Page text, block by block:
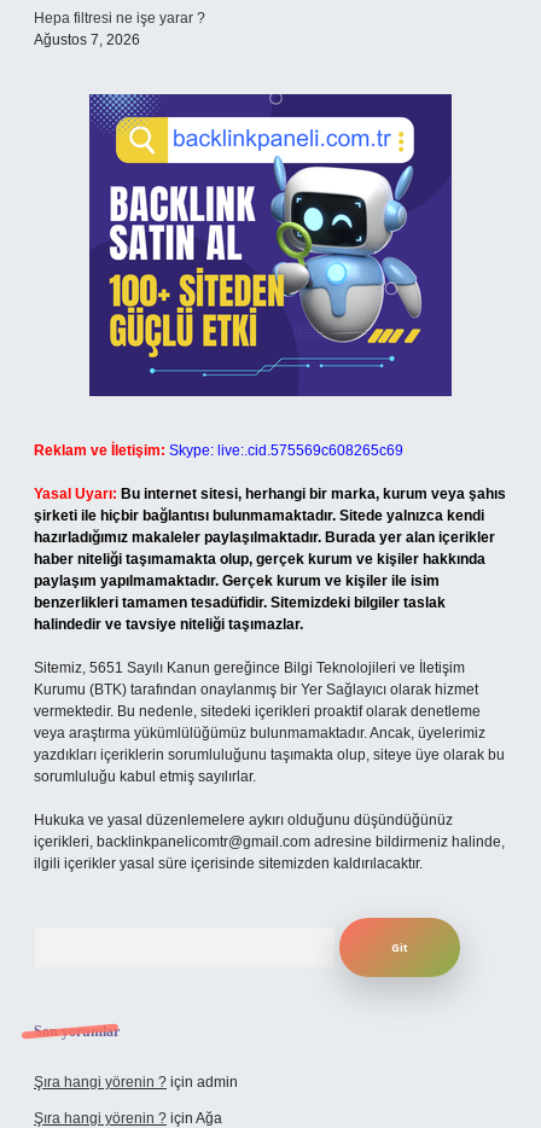
Hepa filtresi ne işe yarar ?
Ağustos 7, 2026
Reklam ve İletişim: Skype: live:.cid.575569c608265c69
Yasal Uyarı: Bu internet sitesi, herhangi bir marka, kurum veya şahıs
şirketi ile hiçbir bağlantısı bulunmamaktadır. Sitede yalnızca kendi
hazırladığımız makaleler paylaşılmaktadır. Burada yer alan içerikler
haber niteliği taşımamakta olup, gerçek kurum ve kişiler hakkında
paylaşım yapılmamaktadır. Gerçek kurum ve kişiler ile isim
benzerlikleri tamamen tesadüfidir. Sitemizdeki bilgiler taslak
halindedir ve tavsiye niteliği taşımazlar.
Sitemiz, 5651 Sayılı Kanun gereğince Bilgi Teknolojileri ve İletişim
Kurumu (BTK) tarafından onaylanmış bir Yer Sağlayıcı olarak hizmet
vermektedir. Bu nedenle, sitedeki içerikleri proaktif olarak denetleme
veya araştırma yükümlülüğümüz bulunmamaktadır. Ancak, üyelerimiz
yazdıkları içeriklerin sorumluluğunu taşımakta olup, siteye üye olarak bu
sorumluluğu kabul etmiş sayılırlar.
Hukuka ve yasal düzenlemelere aykırı olduğunu düşündüğünüz
içerikleri, backlinkpanelicomtr@gmail.com adresine bildirmeniz halinde,
ilgili içerikler yasal süre içerisinde sitemizden kaldırılacaktır.
Son yorumlar
Şıra hangi yörenin ? için admin
Şıra hangi yörenin ? için Ağa